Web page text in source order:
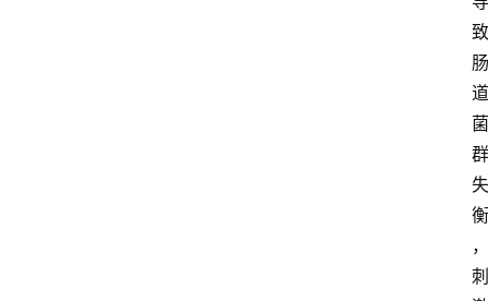
致
肠
道
菌
群
失
衡
，
刺